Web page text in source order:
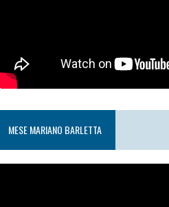
MESE MARIANO BARLETTA